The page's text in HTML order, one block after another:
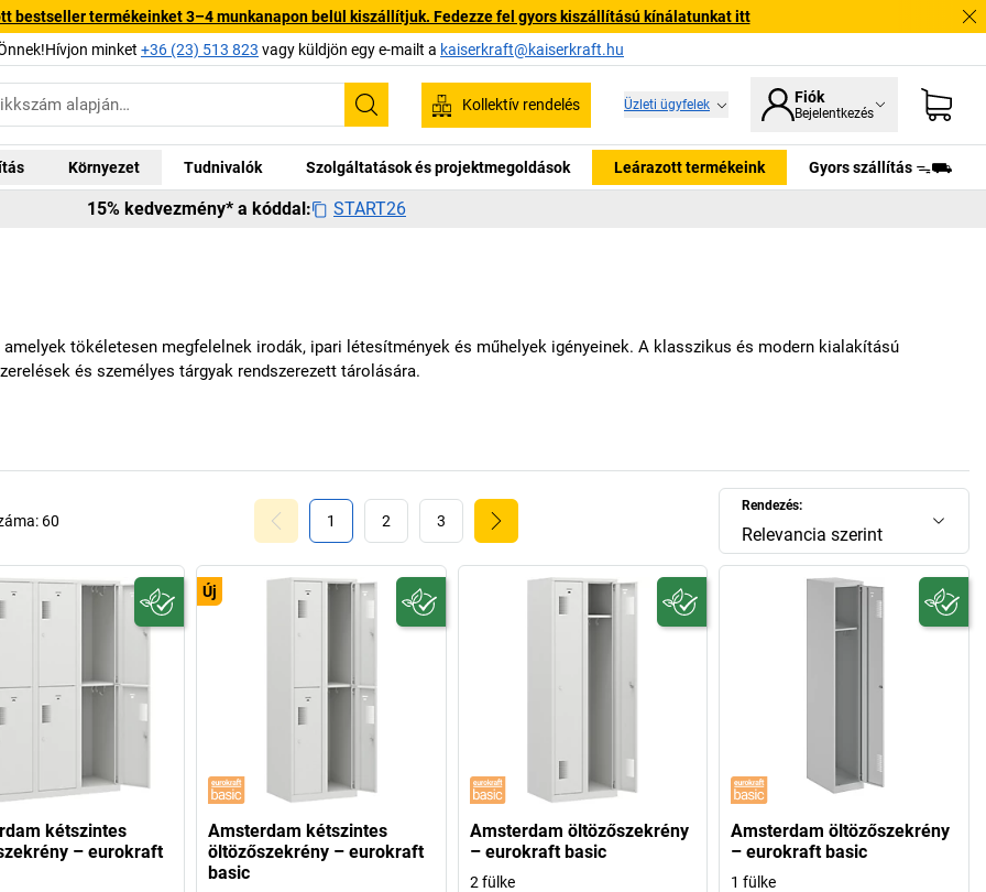
bestseller termékeinket 3–4 munkanapon belül kiszállítjuk. Fedezze fel gyors kiszállítású kínálatunkat itt
minket +36 (23) 513 823 vagy küldjön egy e-mailt a kaiserkraft@kaiserkraft.hu
Keresés
Kollektív rendelés Üzleti ügyfelek Fiók
Bejelentkezés
Környezet Tudnivalók Szolgáltatások és projektmegoldások Leárazott termékeink Gyors szállítás ᯓ⛟
15% kedvezmény* a kóddal: START26
tökéletesen megfelelnek irodák, ipari létesítmények és műhelyek igényeinek. A klasszikus és modern kialakítású
és személyes tárgyak rendszerezett tárolására.
Rendezés:
Relevancia szerint
1 2 3
60
kétszintes
– eurokraft
Új
Amsterdam kétszintes
öltözőszekrény – eurokraft
basic
Amsterdam öltözőszekrény
– eurokraft basic
2 fülke
Amsterdam öltözőszekrény
– eurokraft basic
1 fülke